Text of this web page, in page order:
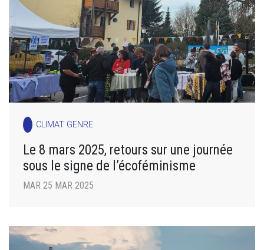
CLIMAT GENRE
Le 8 mars 2025, retours sur une journée
sous le signe de l’écoféminisme
MAR 25 MAR 2025